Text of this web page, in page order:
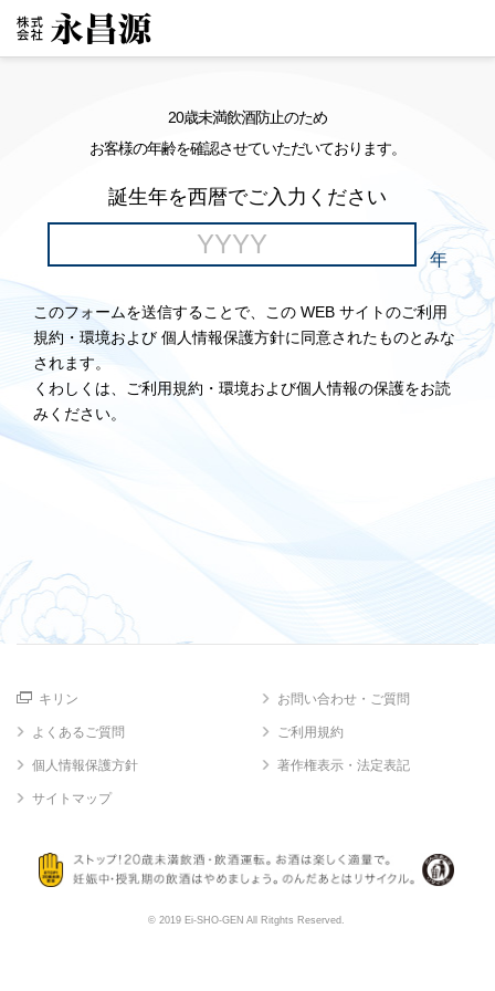
20歳未満飲酒防止のため
お客様の年齢を確認させていただいております。
誕生年を西暦でご入力ください
年
このフォームを送信することで、この WEB サイトのご利用
規約・環境および 個人情報保護方針に同意されたものとみな
されます。
くわしくは、ご利用規約・環境および個人情報の保護をお読
みください。
キリン お問い合わせ・ご質問
よくあるご質問 ご利用規約
個人情報保護方針 著作権表示・法定表記
サイトマップ
© 2019 Ei-SHO-GEN All Ritghts Reserved.